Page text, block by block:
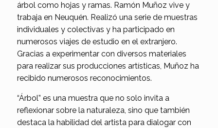
árbol como hojas y ramas. Ramón Muñoz vive y
trabaja en Neuquén. Realizó una serie de muestras
individuales y colectivas y ha participado en
numerosos viajes de estudio en el extranjero.
Gracias a experimentar con diversos materiales
para realizar sus producciones artísticas, Muñoz ha
recibido numerosos reconocimientos.
“Árbol” es una muestra que no solo invita a
reflexionar sobre la naturaleza, sino que también
destaca la habilidad del artista para dialogar con